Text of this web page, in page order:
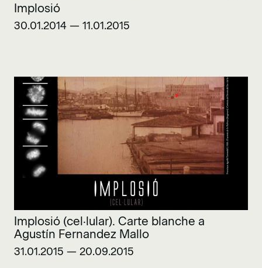
Implosió
30.01.2014 — 11.01.2015
Implosió (cel·lular). Carte blanche a
Agustín Fernandez Mallo
31.01.2015 — 20.09.2015